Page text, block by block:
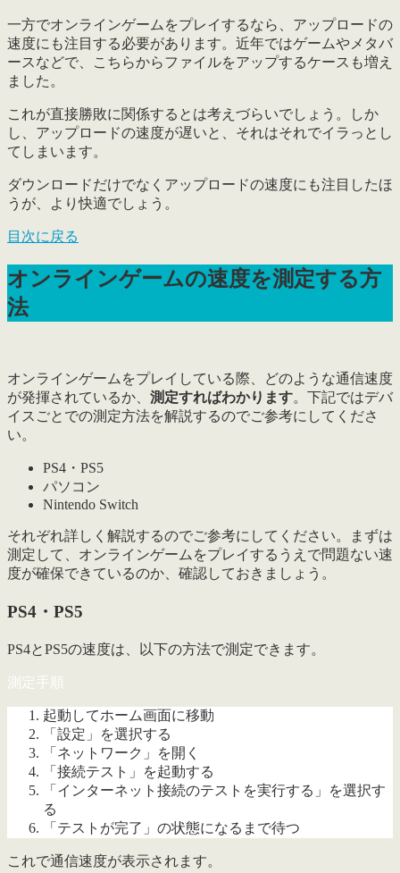
一方でオンラインゲームをプレイするなら、アップロードの
速度にも注目する必要があります。近年ではゲームやメタバ
ースなどで、こちらからファイルをアップするケースも増え
ました。
これが直接勝敗に関係するとは考えづらいでしょう。しか
し、アップロードの速度が遅いと、 それはそれでイラっとし
てしまいます。
ダウンロードだけでなくアップロードの速度にも注目したほ
うが、より快適でしょう。
目次に戻る
オンラインゲームの速度を測定する方
法
オンラインゲームをプレイしている際、どのような通信速度
が発揮されているか、 測定すればわかります。下記ではデバ
イスごとでの測定方法を解説するのでご参考にしてくださ
い。
PS4・PS5
パソコン
Nintendo Switch
それぞれ詳しく解説するのでご参考にしてください。まずは
測定して、オンラインゲームをプレイするうえで問題ない速
度が確保できているのか、確認しておきましょう。
PS4・PS5
PS4とPS5の速度は、以下の方法で測定できます。
測定手順
起動してホーム画面に移動
「設定」を選択する
「ネットワーク」を開く
「接続テスト」を起動する
「インターネット接続のテストを実行する」を選択す
る
「テストが完了」の状態になるまで待つ
これで通信速度が表示されます。